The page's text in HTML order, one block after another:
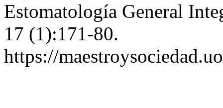
Estomatología General
17 (1):171-80.
https://